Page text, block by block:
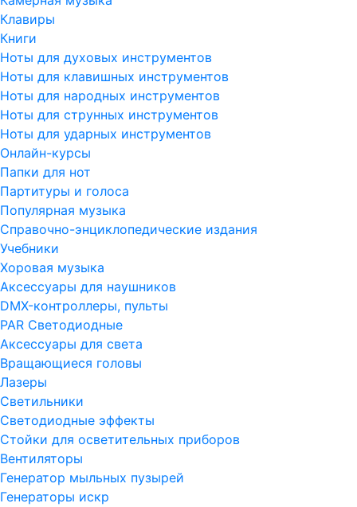
Клавиры
Книги
Ноты для духовых инструментов
Ноты для клавишных инструментов
Ноты для народных инструментов
Ноты для струнных инструментов
Ноты для ударных инструментов
Онлайн-курсы
Папки для нот
Партитуры и голоса
Популярная музыка
Справочно-энциклопедические издания
Учебники
Хоровая музыка
Аксессуары для наушников
DMX-контроллеры, пульты
PAR Светодиодные
Аксессуары для света
Вращающиеся головы
Лазеры
Светильники
Светодиодные эффекты
Стойки для осветительных приборов
Вентиляторы
Генератор мыльных пузырей
Генераторы искр